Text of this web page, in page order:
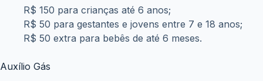
R$ 150 para crianças até 6 anos;
R$ 50 para gestantes e jovens entre 7 e 18 anos;
R$ 50 extra para bebês de até 6 meses.
Auxílio Gás